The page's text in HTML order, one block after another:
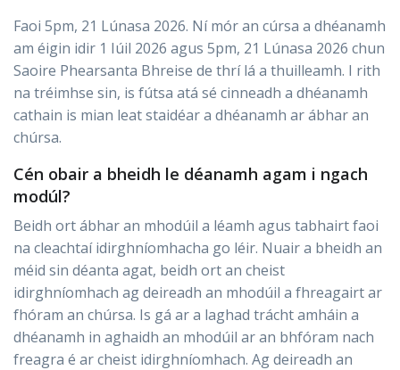
Faoi 5pm, 21 Lúnasa 2026. Ní mór an cúrsa a dhéanamh
am éigin idir 1 Iúil 2026 agus 5pm, 21 Lúnasa 2026 chun
Saoire Phearsanta Bhreise de thrí lá a thuilleamh. I rith
na tréimhse sin, is fútsa atá sé cinneadh a dhéanamh
cathain is mian leat staidéar a dhéanamh ar ábhar an
chúrsa.
Cén obair a bheidh le déanamh agam i ngach
modúl?
Beidh ort ábhar an mhodúil a léamh agus tabhairt faoi
na cleachtaí idirghníomhacha go léir. Nuair a bheidh an
méid sin déanta agat, beidh ort an cheist
idirghníomhach ag deireadh an mhodúil a fhreagairt ar
fhóram an chúrsa. Is gá ar a laghad trácht amháin a
dhéanamh in aghaidh an mhodúil ar an bhfóram nach
freagra é ar cheist idirghníomhach. Ag deireadh an